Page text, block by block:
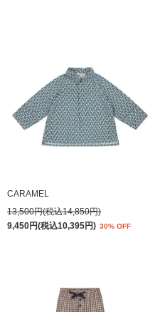
CARAMEL
13,500円(税込14,850円)
9,450円(税込10,395円) 30% OFF